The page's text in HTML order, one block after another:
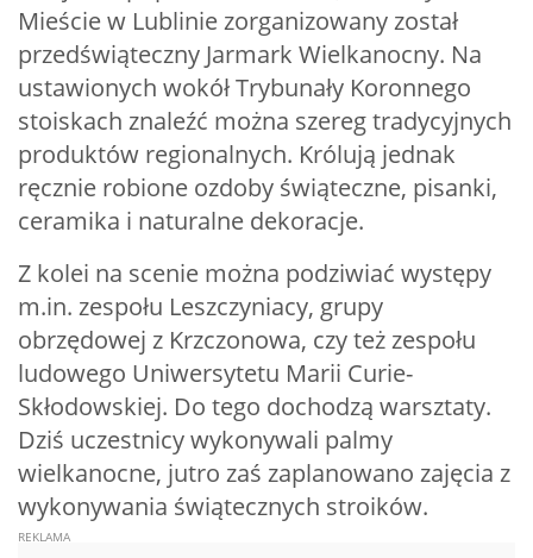
Mieście w Lublinie zorganizowany został
przedświąteczny Jarmark Wielkanocny. Na
ustawionych wokół Trybunały Koronnego
stoiskach znaleźć można szereg tradycyjnych
produktów regionalnych. Królują jednak
ręcznie robione ozdoby świąteczne, pisanki,
ceramika i naturalne dekoracje.
Z kolei na scenie można podziwiać występy
m.in. zespołu Leszczyniacy, grupy
obrzędowej z Krzczonowa, czy też zespołu
ludowego Uniwersytetu Marii Curie-
Skłodowskiej. Do tego dochodzą warsztaty.
Dziś uczestnicy wykonywali palmy
wielkanocne, jutro zaś zaplanowano zajęcia z
wykonywania świątecznych stroików.